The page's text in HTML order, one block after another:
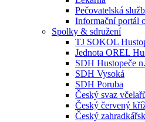
Pečovatelská
Informační portál
Spolky & sdružení
TJ SOKOL
Jednota OREL
SDH Hustopeče
SDH Vysoká
SDH Poruba
Český svaz
Český červený
Český